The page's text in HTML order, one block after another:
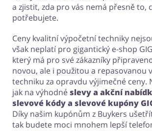
a zjistit, zda pro vás nemá přesně to,
potřebujete.
Ceny kvalitní výpočetní techniky
však neplatí pro gigantický e-shop
který má pro své zákazníky
novou, ale i použitou a repasovanou
techniku za opravdu výjimečné ceny.
jak na výhodné slevy a akční
slevové kódy a slevové kupóny
Díky našim kupónům z Buykers
tak budete moci mnohem lepší